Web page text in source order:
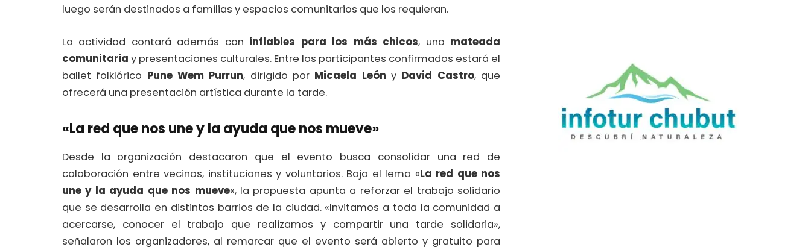
luego serán destinados a familias y espacios comunitarios que los requieran.
La actividad contará además con inflables para los más chicos, una mateada
comunitaria y presentaciones culturales. Entre los participantes confirmados estará el
ballet folklórico Pune Wem Purrun, dirigido por Micaela León y David Castro, que
ofrecerá una presentación artística durante la tarde.
«La red que nos une y la ayuda que nos mueve»
Desde la organización destacaron que el evento busca consolidar una red de
colaboración entre vecinos, instituciones y voluntarios. Bajo el lema «La red que nos
une y la ayuda que nos mueve«, la propuesta apunta a reforzar el trabajo solidario
que se desarrolla en distintos barrios de la ciudad. «Invitamos a toda la comunidad a
acercarse, conocer el trabajo que realizamos y compartir una tarde solidaria»,
señalaron los organizadores, al remarcar que el evento será abierto y gratuito para